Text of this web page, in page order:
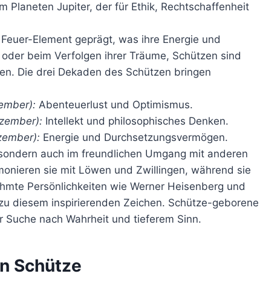
Planeten Jupiter, der für Ethik, Rechtschaffenheit
Element geprägt, was ihre Energie und
beim Verfolgen ihrer Träume, Schützen sind
Die drei Dekaden des Schützen bringen
Abenteuerlust und Optimismus.
Intellekt und philosophisches Denken.
Energie und Durchsetzungsvermögen.
auch im freundlichen Umgang mit anderen
sie mit Löwen und Zwillingen, während sie
Persönlichkeiten wie Werner Heisenberg und
diesem inspirierenden Zeichen. Schütze-geborene
nach Wahrheit und tieferem Sinn.
Schütze